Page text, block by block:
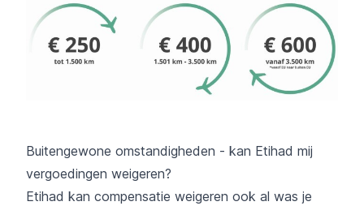
Buitengewone omstandigheden - kan Etihad mij
vergoedingen weigeren?
Etihad kan compensatie weigeren ook al was je